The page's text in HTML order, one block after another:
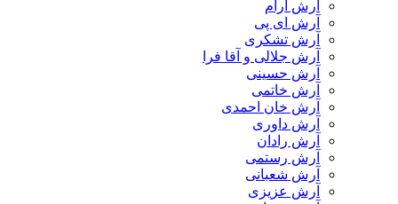
آرش آرام
آرش ای پی
آرش تشکری
آرش جلالی و آقا فرا
آرش حسینی
آرش خاتمی
آرش خان احمدی
آرش داوری
آرش رادان
آرش رستمى
آرش شعبانی
آرش عزیزی